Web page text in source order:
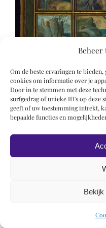
Beheer
Om de beste ervaringen te
cookies om informatie over je
Door in te stemmen met deze
surfgedrag of unieke ID's op deze
geeft of uw toestemming intrekt,
bepaalde functies en
Bekijk